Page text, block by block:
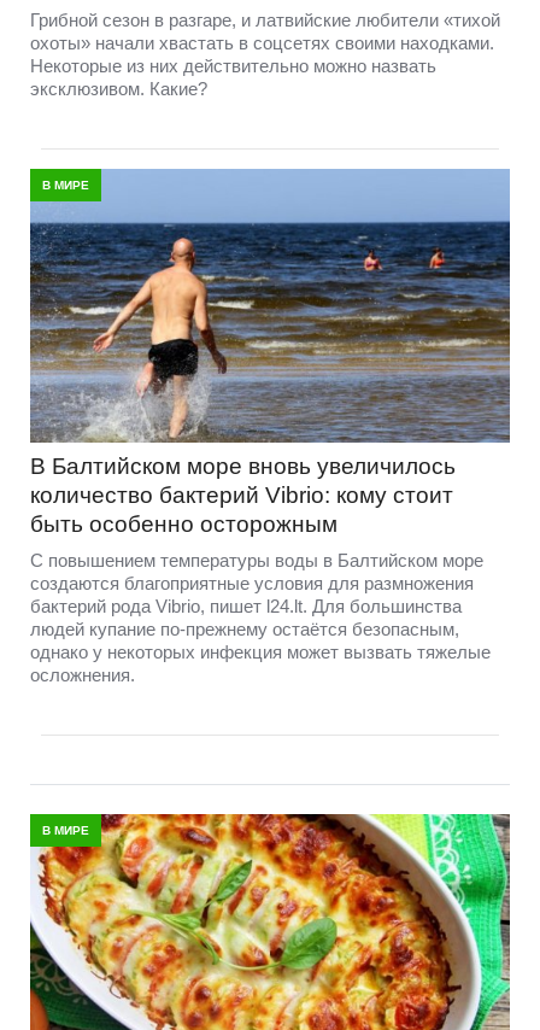
Грибной сезон в разгаре, и латвийские любители «тихой
охоты» начали хвастать в соцсетях своими находками.
Некоторые из них действительно можно назвать
эксклюзивом. Какие?
В МИРЕ
В Балтийском море вновь увеличилось
количество бактерий Vibrio: кому стоит
быть особенно осторожным
С повышением температуры воды в Балтийском море
создаются благоприятные условия для размножения
бактерий рода Vibrio, пишет l24.lt. Для большинства
людей купание по-прежнему остаётся безопасным,
однако у некоторых инфекция может вызвать тяжелые
осложнения.
В МИРЕ